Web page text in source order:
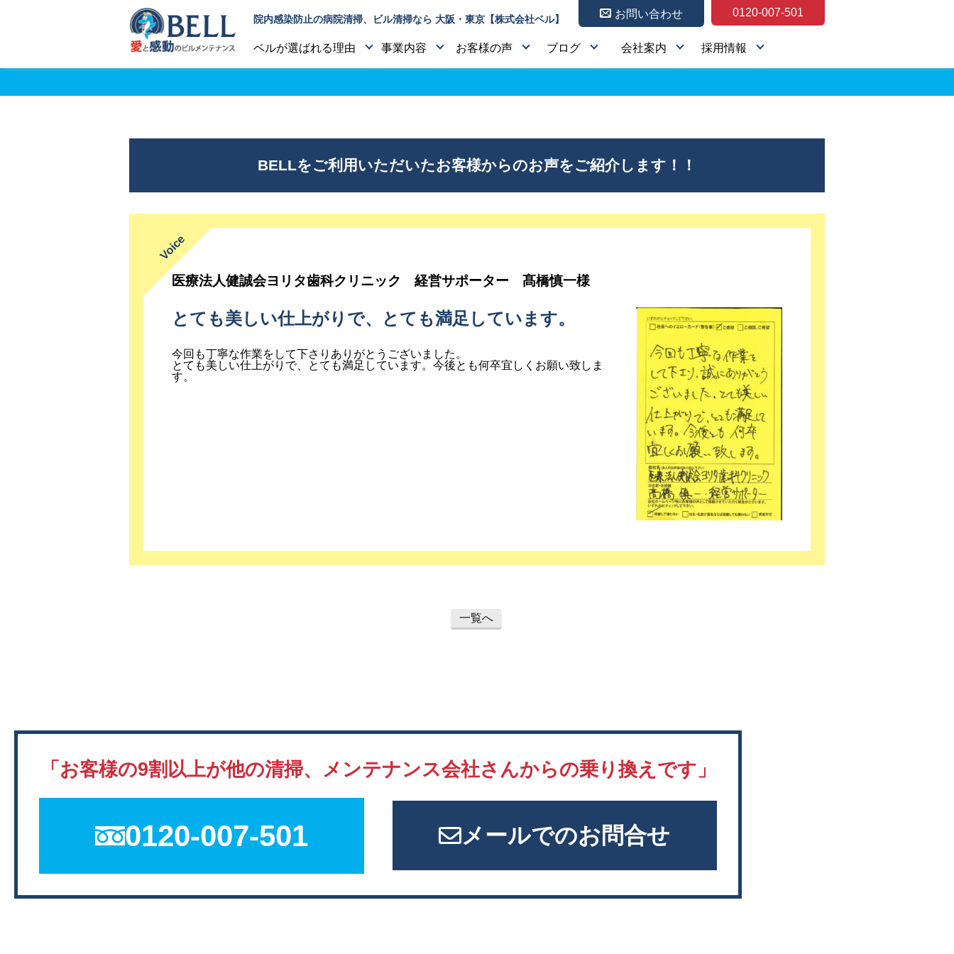
院内感染防止の病院清掃、ビル清掃なら 大阪・東京【株式会社ベル】 お問い合わせ 0120-007-501
ベルが選ばれる理由 事業内容 お客様の声 ブログ 会社案内 採用情報
BELLをご利用いただいたお客様からのお声をご紹介します！！
医療法人健誠会ヨリタ歯科クリニック 経営サポーター 髙橋慎一様
とても美しい仕上がりで、とても満足しています。
今回も丁寧な作業をして下さりありがとうございました。
とても美しい仕上がりで、とても満足しています。今後とも何卒宜しくお願い致しま
す。
一覧へ
「お客様の9割以上が他の清掃、 メンテナンス会社さんからの乗り換えです」
0120-007-501 メールでのお問合せ